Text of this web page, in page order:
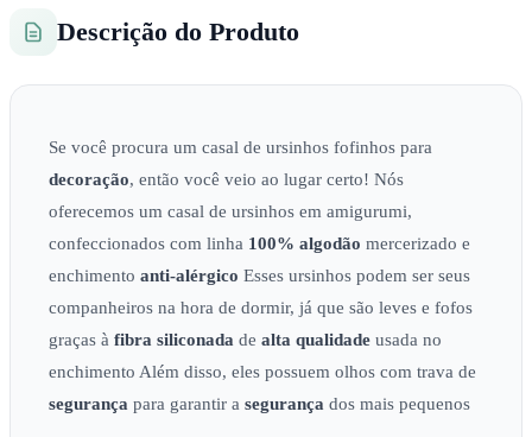
Descrição do Produto
Se você procura um casal de ursinhos fofinhos para
decoração, então você veio ao lugar certo! Nós
oferecemos um casal de ursinhos em amigurumi,
confeccionados com linha 100% algodão mercerizado e
enchimento anti-alérgico Esses ursinhos podem ser seus
companheiros na hora de dormir, já que são leves e fofos
graças à fibra siliconada de alta qualidade usada no
enchimento Além disso, eles possuem olhos com trava de
segurança para garantir a segurança dos mais pequenos